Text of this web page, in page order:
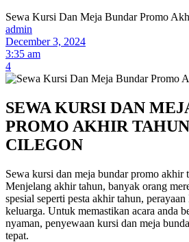
Sewa Kursi Dan Meja Bundar Promo
admin
December 3, 2024
3:35 am
4
SEWA KURSI DAN
PROMO AKHIR
CILEGON
Sewa kursi dan meja bundar promo akhir
Menjelang akhir tahun, banyak orang
spesial seperti pesta akhir tahun,
keluarga. Untuk memastikan acara anda
nyaman, penyewaan kursi dan meja
tepat.